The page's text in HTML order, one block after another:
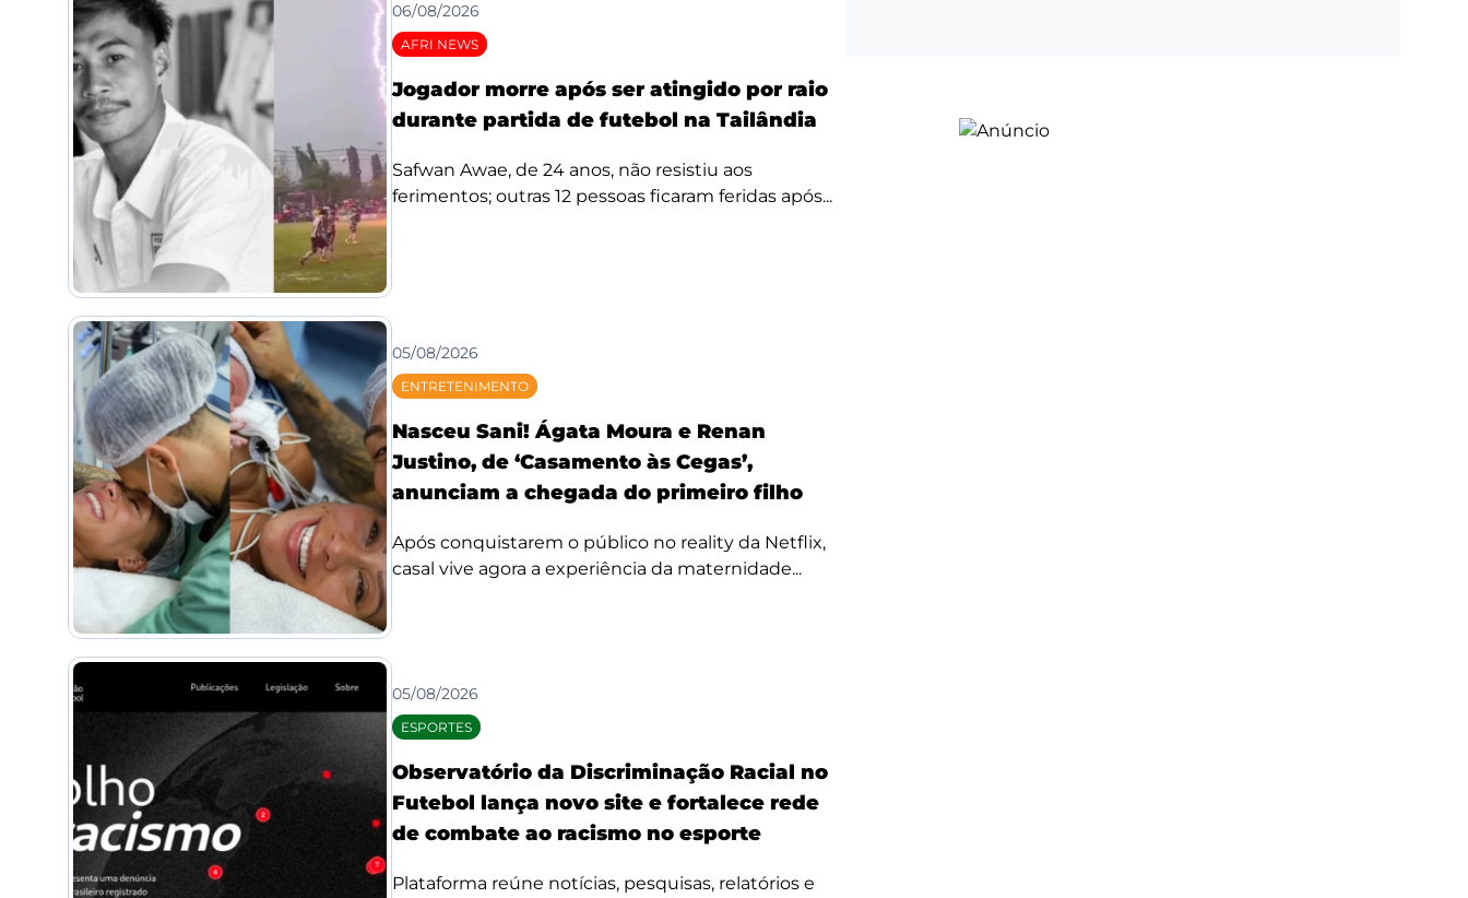
06/08/2026
AFRI NEWS
Jogador morre após ser atingido por raio
durante partida de futebol na Tailândia
Safwan Awae, de 24 anos, não resistiu aos
ferimentos; outras 12 pessoas ficaram feridas após...
05/08/2026
ENTRETENIMENTO
Nasceu Sani! Ágata Moura e Renan
Justino, de ‘Casamento às Cegas’,
anunciam a chegada do primeiro filho
Após conquistarem o público no reality da Netflix,
casal vive agora a experiência da maternidade...
05/08/2026
ESPORTES
Observatório da Discriminação Racial no
Futebol lança novo site e fortalece rede
de combate ao racismo no esporte
Plataforma reúne notícias, pesquisas, relatórios e